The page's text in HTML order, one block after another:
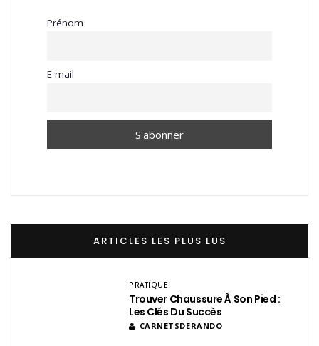
Prénom
E-mail
ARTICLES LES PLUS LUS
PRATIQUE
Trouver Chaussure À Son Pied :
Les Clés Du Succès
CARNETSDERANDO